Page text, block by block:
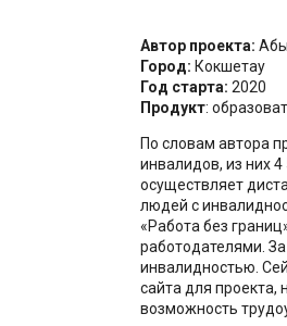
Автор проекта:
Город: Кокшетау
Год старта: 2020
Продукт:
По словам автора
инвалидов, из них
осуществляет
людей с
«Работа без
работодателями.
инвалидностью.
сайта для проекта,
возможность